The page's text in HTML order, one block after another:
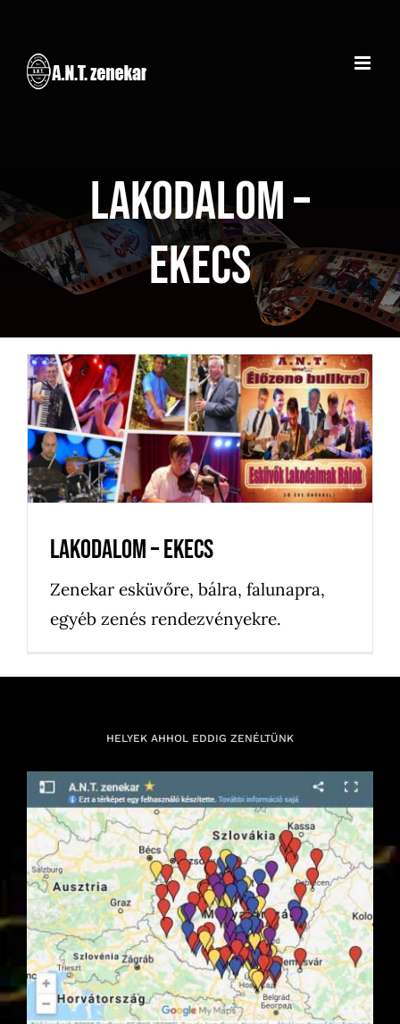
Lakodalom –
Ekecs
Lakodalom – Ekecs
Lakodalom – Ekecs
Zenekar esküvőre, bálra, falunapra,
egyéb zenés rendezvényekre.
HELYEK AHHOL EDDIG ZENÉLTÜNK